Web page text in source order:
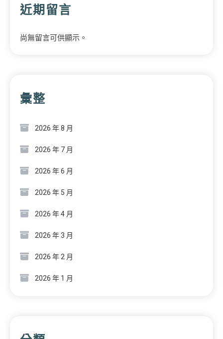
近期留言
尚無留言可供顯示。
彙整
2026 年 8 月
2026 年 7 月
2026 年 6 月
2026 年 5 月
2026 年 4 月
2026 年 3 月
2026 年 2 月
2026 年 1 月